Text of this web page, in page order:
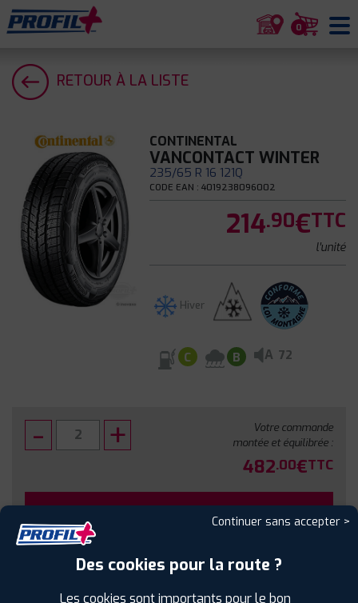
0
RETOUR À LA LISTE
CONTINENTAL
VANCONTACT WINTER
235/65 R 16 121Q
CODE EAN : 4019238096002
214.90€TTC
l'unité
Hiver
C B A 72
Votre commande
montée et équilibrée :
482.00€TTC
Sous réserve de disponibilité en agence
Continuer sans accepter >
Des cookies pour la route ?
Les cookies sont importants pour le bon